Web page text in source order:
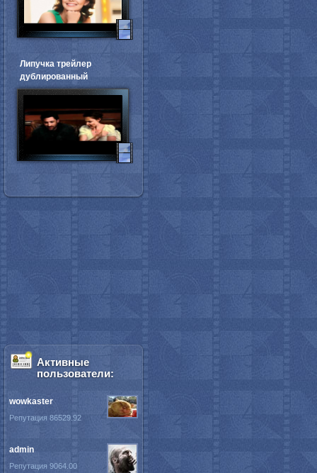
Липучка трейлер
дублированный
Активные
пользователи:
wowkaster
Репутация 86529.92
admin
Репутация 9064.00